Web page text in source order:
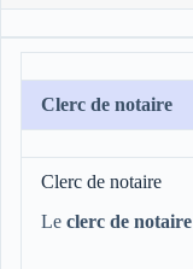
Clerc de notaire
Clerc de notaire
Le clerc de notaire